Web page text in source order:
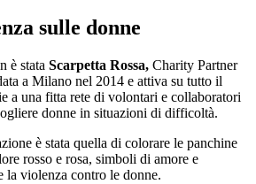
sulle donne
è stata Scarpetta Rossa, Charity Partner
a Milano nel 2014 e attiva su tutto il
a una fitta rete di volontari e collaboratori
donne in situazioni di difficoltà.
è stata quella di colorare le panchine
rosso e rosa, simboli di amore e
la violenza contro le donne.